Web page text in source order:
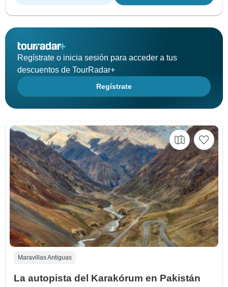
Regístrate o inicia sesión para acceder a tus
descuentos de TourRadar+
Regístrate
Maravillas Antiguas
La autopista del Karakórum en Pakistán